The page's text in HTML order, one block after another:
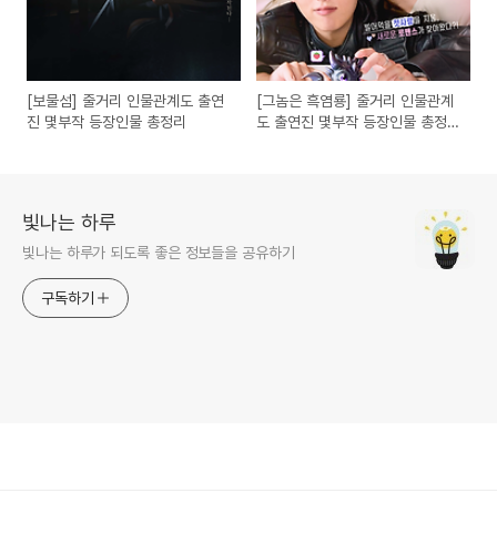
[보물섬] 줄거리 인물관계도 출연
진 몇부작 등장인물 총정리
[그놈은 흑염룡] 줄거리 인물관계
도 출연진 몇부작 등장인물 총정
빛나는 하루
빛나는 하루가 되도록 좋은 정보들을 공유하기
구독하기